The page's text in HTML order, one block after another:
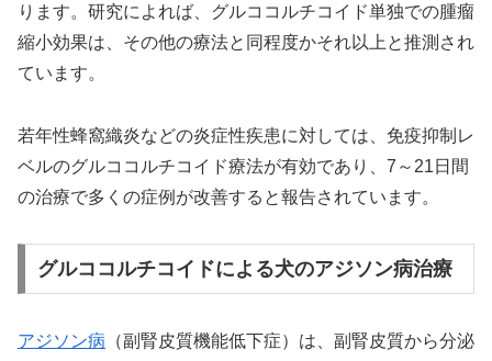
ります。研究によれば、グルココルチコイド単独での腫瘤
縮小効果は、その他の療法と同程度かそれ以上と推測され
ています。
若年性蜂窩織炎などの炎症性疾患に対しては、免疫抑制レ
ベルのグルココルチコイド療法が有効であり、7～21日間
の治療で多くの症例が改善すると報告されています。
グルココルチコイドによる犬のアジソン病治療
アジソン病 （副腎皮質機能低下症）は、副腎皮質から分泌